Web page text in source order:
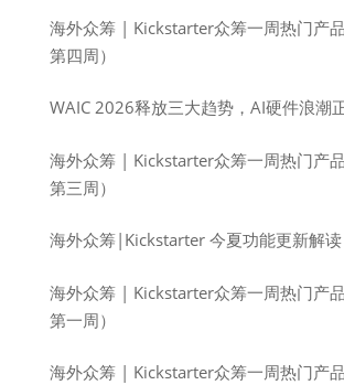
海外众筹 | Kickstarter众筹一周热门产
第四周）
WAIC 2026释放三大趋势，AI硬件浪潮
海外众筹 | Kickstarter众筹一周热门产
第三周）
海外众筹|Kickstarter 今夏功能更新解读
海外众筹 | Kickstarter众筹一周热门产
第一周）
海外众筹 | Kickstarter众筹一周热门产